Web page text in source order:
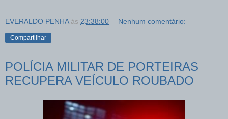
EVERALDO PENHA às 23:38:00 Nenhum comentário:
Compartilhar
POLÍCIA MILITAR DE PORTEIRAS
RECUPERA VEÍCULO ROUBADO